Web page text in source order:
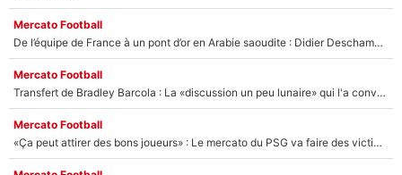
Mercato Football
De l’équipe de France à un pont d’or en Arabie saoudite : Didier Deschamps a donné sa réponse !
Mercato Football
Transfert de Bradley Barcola : La «discussion un peu lunaire» qui l'a convaincu de quitter le PSG, son entourage est pointé du doigt
Mercato Football
«Ça peut attirer des bons joueurs» : Le mercato du PSG va faire des victimes dans l'effectif de Luis Enrique ?